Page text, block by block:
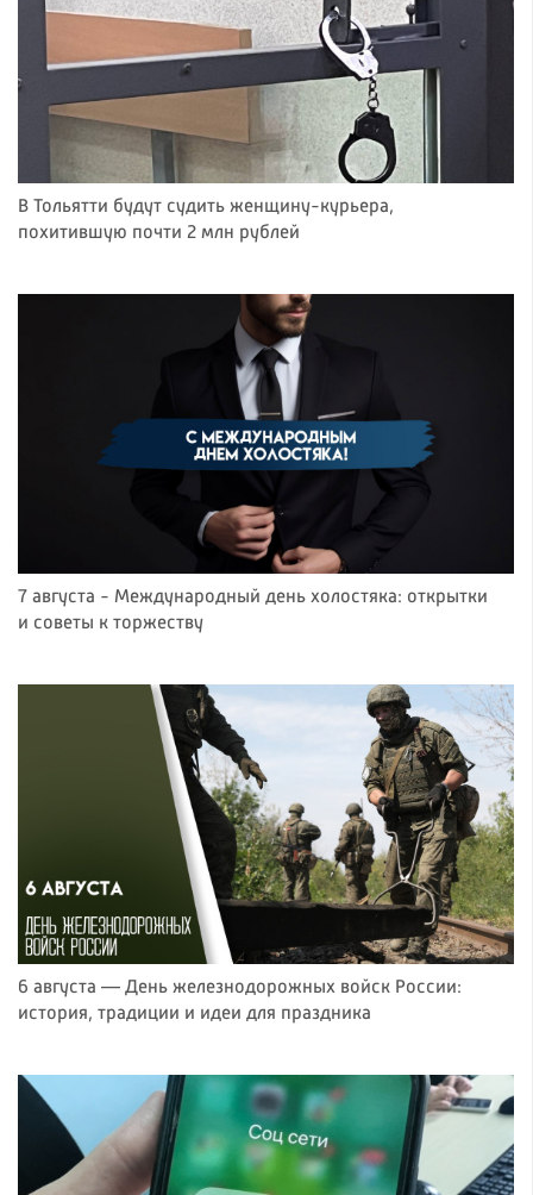
В Тольятти будут судить женщину-курьера,
похитившую почти 2 млн рублей
7 августа - Международный день холостяка: открытки
и советы к торжеству
6 августа — День железнодорожных войск России:
история, традиции и идеи для праздника